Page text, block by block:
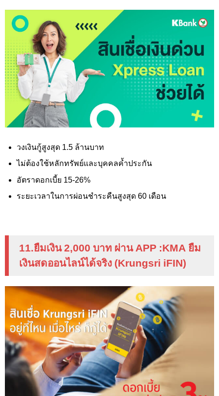
วงเงินกู้สูงสุด 1.5 ล้านบาท
ไม่ต้องใช้หลักทรัพย์และบุคคลค้ำประกัน
อัตราดอกเบี้ย 15-26%
ระยะเวลาในการผ่อนชำระคืนสูงสุด 60 เดือน
11.ยืมเงิน 2,000 บาท ผ่าน APP :KMA ยืม
เงินสดออนไลน์ได้จริง (Krungsri iFIN)